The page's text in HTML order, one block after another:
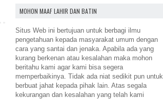
MOHON MAAF LAHIR DAN BATIN
Situs Web ini bertujuan untuk berbagi ilmu
pengetahuan kepada masyarakat umum dengan
cara yang santai dan jenaka. Apabila ada yang
kurang berkenan atau kesalahan maka mohon
beritahu kami agar kami bisa segera
memperbaikinya. Tidak ada niat sedikit pun untuk
berbuat jahat kepada pihak lain. Atas segala
kekurangan dan kesalahan yang telah kami